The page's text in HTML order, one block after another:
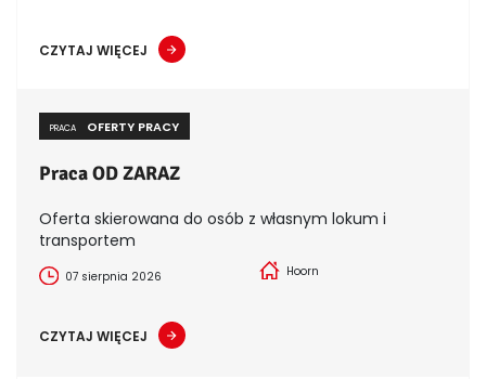
CZYTAJ WIĘCEJ
PRACA OFERTY PRACY
Praca OD ZARAZ
Oferta skierowana do osób z własnym lokum i
transportem
07 sierpnia 2026 Hoorn
CZYTAJ WIĘCEJ